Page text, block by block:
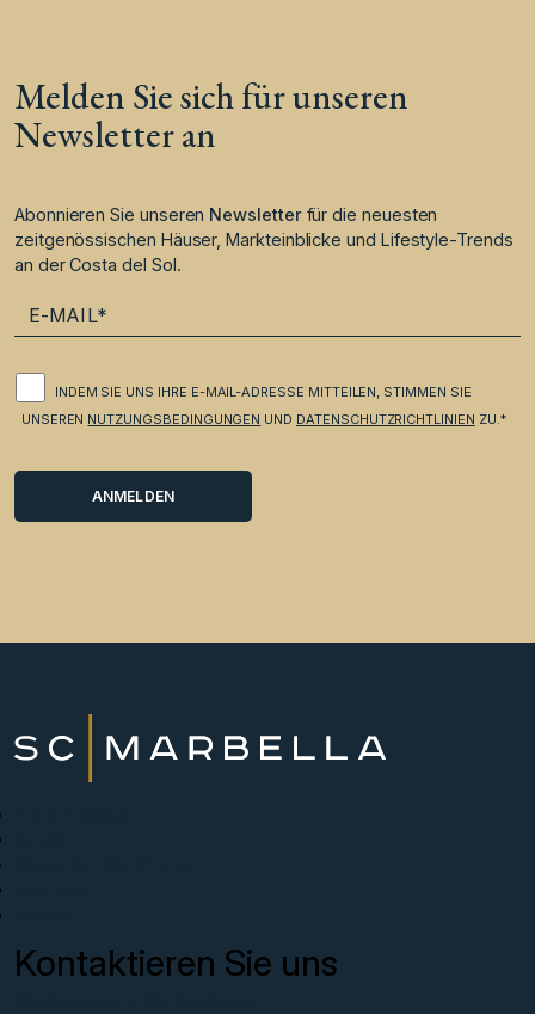
Melden Sie sich für unseren
Newsletter an
Abonnieren Sie unseren Newsletterfür die neuesten
zeitgenössischen Häuser, Markteinblicke und Lifestyle-Trends
an der Costa del Sol.
INDEM SIE UNS IHRE E-MAIL-ADRESSE MITTEILEN, STIMMEN SIE
UNSEREN NUTZUNGSBEDINGUNGEN UND DATENSCHUTZRICHTLINIEN ZU.*
Kontaktieren Sie uns